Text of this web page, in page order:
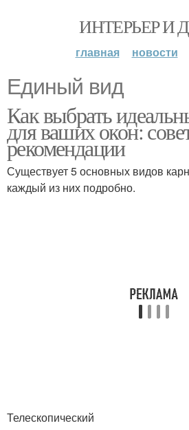
ИНТЕРЬЕР И
главная новости
Единый вид
Как выбрать
для ваших окон:
рекомендации
Существует 5 основных видов
каждый из них подробно.
Телескопический